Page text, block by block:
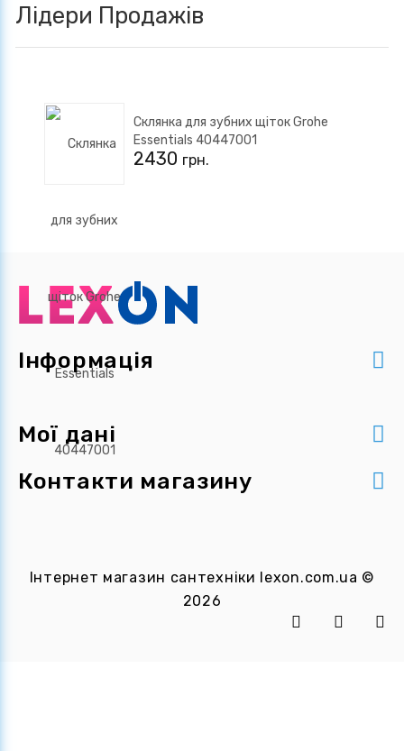
Лідери Продажів
Склянка для зубних щіток Grohe
Essentials 40447001
2430 грн.
Інформація
Мої дані
Контакти магазину
Інтернет магазин сантехніки lexon.com.ua ©
2026